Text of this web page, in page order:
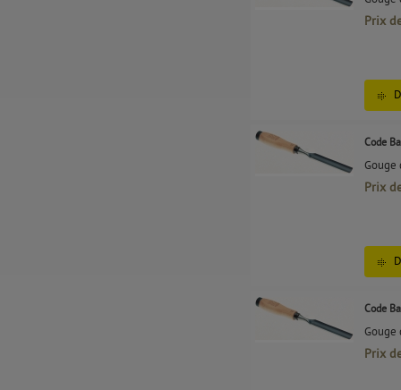
Prix
Code
Gouge
Prix
Code
Gouge
Prix